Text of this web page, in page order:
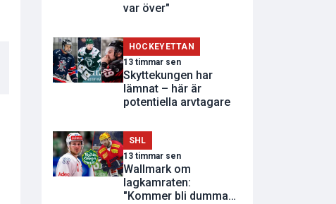
var över"
HOCKEYETTAN
13 timmar sen
Skyttekungen har
lämnat – här är
potentiella arvtagare
SHL
13 timmar sen
Wallmark om
lagkamraten:
"Kommer bli dumma